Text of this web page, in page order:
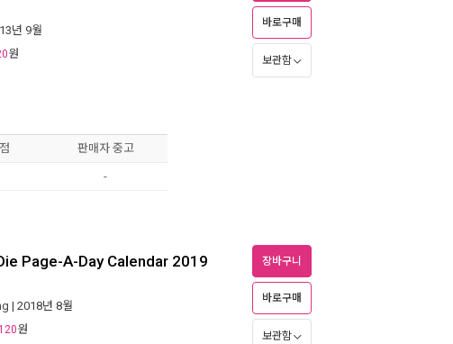
년 9월
원
바로구매
보관함
판매자 중고
-
Page-A-Day Calendar 2019
| 2018년 8월
원
장바구니
바로구매
보관함